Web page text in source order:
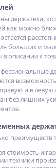
держатели,
как можно
больших и
описании к
и в левую
без лишних
преимуществ
стоимость и
техники